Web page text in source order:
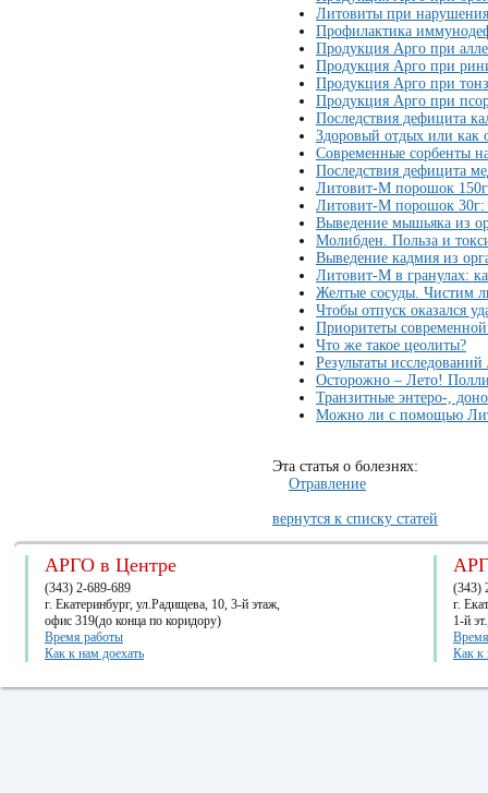
Литовиты при
Профилактика
Продукция Арго при
Продукция Арго при
Продукция Арго при
Продукция Арго при
Последствия дефицита
Здоровый отдых или как
Современные сорбенты
Последствия дефицита
Литовит-М порошок
Литовит-M порошок 30г:
Выведение мышьяка из
Молибден. Польза и
Выведение кадмия из
Литовит-М в гранулах:
Желтые сосуды. Чистим
Чтобы отпуск оказался
Приоритеты
Что же такое цеолиты?
Результаты
Осторожно – Лето!
Транзитные энтеро-,
Можно ли с помощью
Эта статья о болезнях:
Отравление
вернутся к списку статей
АРГО в Центре
(343) 2-689-689
г. Екатеринбург, ул.Радищева, 10, 3-й этаж,
офис 319(до конца по коридору)
Время работы
Как к нам доехать
(343)
г.
1-й
Как к